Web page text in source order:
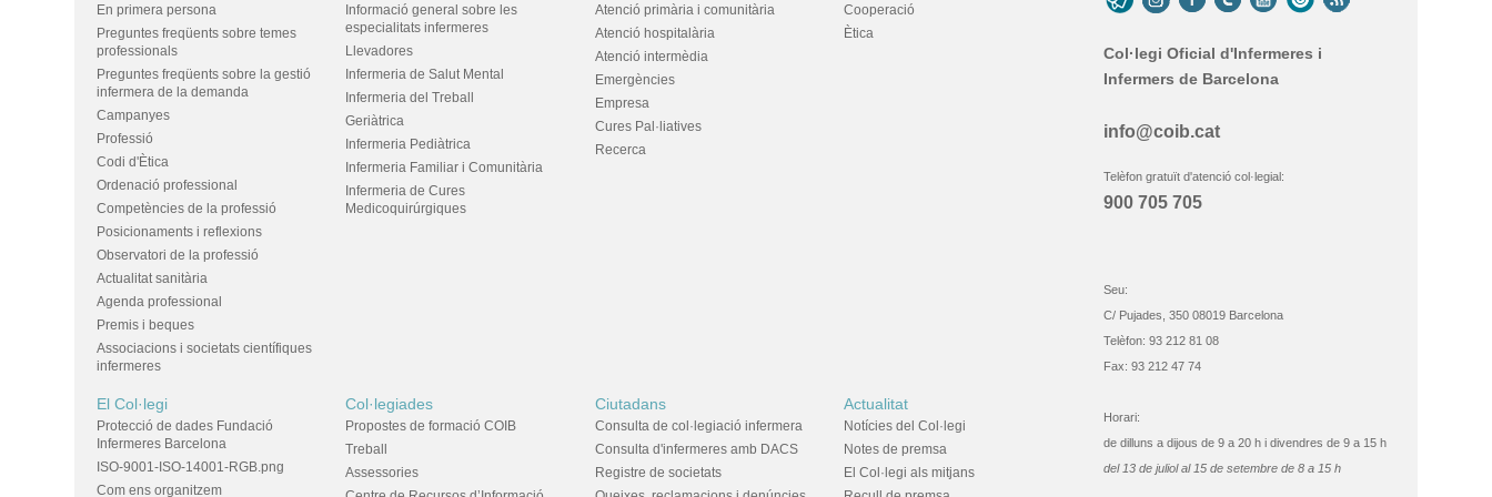
En primera persona
Preguntes freqüents sobre temes
professionals
Preguntes freqüents sobre la gestió
infermera de la demanda
Campanyes
Professió
Codi d'Ètica
Ordenació professional
Competències de la professió
Posicionaments i reflexions
Observatori de la professió
Actualitat sanitària
Agenda professional
Premis i beques
Associacions i societats científiques
infermeres
Informació general sobre les
especialitats infermeres
Llevadores
Infermeria de Salut Mental
Infermeria del Treball
Geriàtrica
Infermeria Pediàtrica
Infermeria Familiar i Comunitària
Infermeria de Cures
Medicoquirúrgiques
Atenció primària i comunitària
Atenció hospitalària
Atenció intermèdia
Emergències
Empresa
Cures Pal·liatives
Recerca
Cooperació
Ètica
El Col·legi
Protecció de dades Fundació
Infermeres Barcelona
ISO-9001-ISO-14001-RGB.png
Com ens organitzem
Col·legiades
Propostes de formació COIB
Treball
Assessories
Ciutadans
Consulta de col·legiació infermera
Consulta d'infermeres amb DACS
Registre de societats
Actualitat
Notícies del Col·legi
Notes de premsa
El Col·legi als mitjans
Col·legi Oficial d'Infermeres i
Infermers de Barcelona
info@coib.cat
Telèfon gratuït d'atenció col·legial:
900 705 705
Seu:
C/ Pujades, 350 08019 Barcelona
Telèfon: 93 212 81 08
Fax: 93 212 47 74
Horari:
de dilluns a dijous de 9 a 20 h i divendres de 9 a 15 h
del 13 de juliol al 15 de setembre de 8 a 15 h